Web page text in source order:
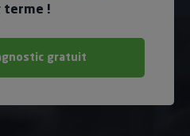
terme !
gratuit